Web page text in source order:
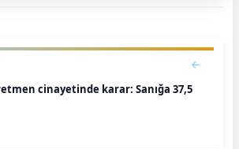
cinayetinde karar: Sanığa 37,5